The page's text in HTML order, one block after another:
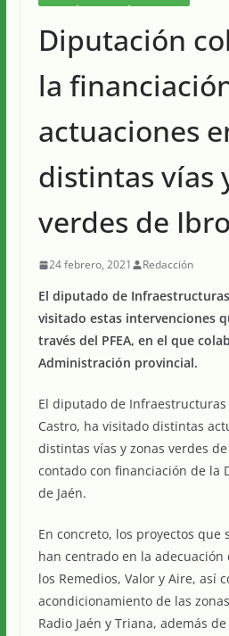
Diputación
la
actuaciones
distintas vías
verdes de
24 febrero, 2021 Redacción
El diputado de
visitado estas intervenciones
través del PFEA, en el que
Administración provincial.
El diputado de Infraestructuras
Castro, ha visitado distintas
distintas vías y zonas verdes
contado con financiación de la
de Jaén.
En concreto, los proyectos que
han centrado en la adecuación
los Remedios, Valor y Aire, así
acondicionamiento de las
Radio Jaén y Triana, además